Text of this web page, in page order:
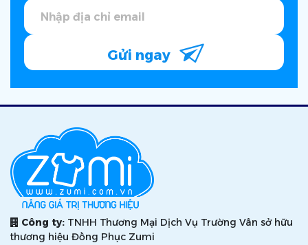
Gửi ngay
Công ty: TNHH Thương Mại Dịch Vụ Trường Vân sở hữu
thương hiệu Đồng Phục Zumi